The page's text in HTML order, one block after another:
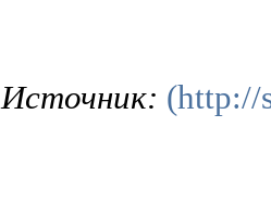
Источник: (http://